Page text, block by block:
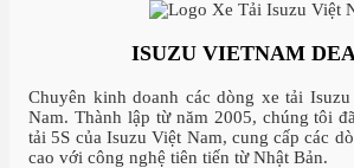
ISUZU VIETNAM
Chuyên kinh doanh các dòng xe tải
Nam. Thành lập từ năm 2005, chúng tôi
tải 5S của Isuzu Việt Nam, cung cấp các
cao với công nghệ tiên tiến từ Nhật Bản.